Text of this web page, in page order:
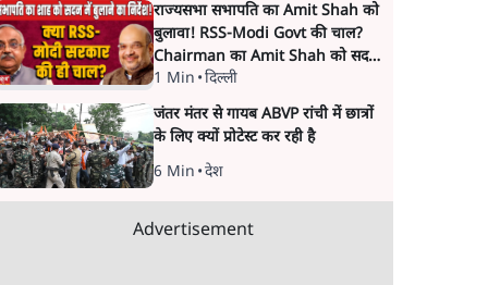
राज्यसभा सभापति का Amit Shah को
बुलावा! RSS-Modi Govt की चाल?
Chairman का Amit Shah को सदन
में बयान देने का संकेत क्यों? Senior
journalist Vinod Agnihotri ने इसे
Modi Government और RSS की
संभावित strategy से जोड़कर बड़ा
सवाल उठाया है।
1 Min •दिल्ली
जंतर मंतर से गायब ABVP रांची में छात्रों
के लिए क्यों प्रोटेस्ट कर रही है
6 Min •देश
Advertisement